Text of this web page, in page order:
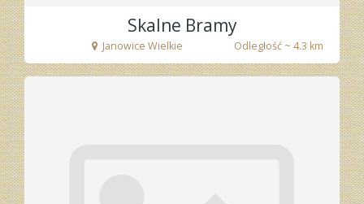
Skalne Bramy
Janowice Wielkie Odległość ~ 4.3 km